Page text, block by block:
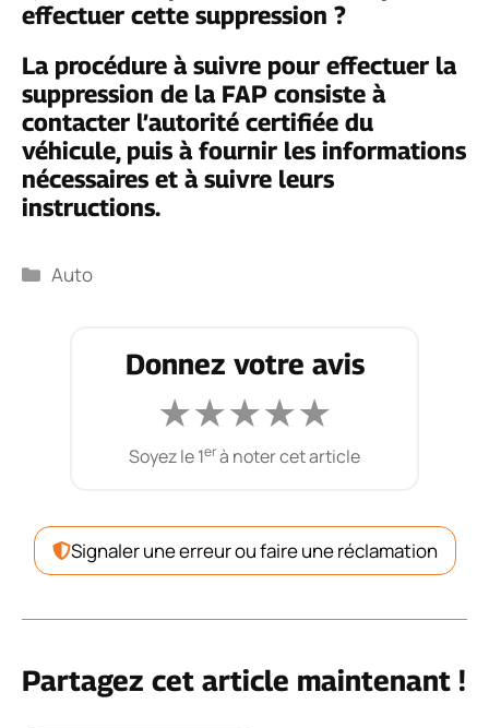
effectuer cette suppression ?
La procédure à suivre pour effectuer la
suppression de la FAP consiste à
contacter l’autorité certifiée du
véhicule, puis à fournir les informations
nécessaires et à suivre leurs
instructions.
Catégories
Auto
Donnez votre avis
★★★★★
Soyez le 1erà noter cet article
Signaler une erreur ou faire une réclamation
Partagez cet article maintenant !